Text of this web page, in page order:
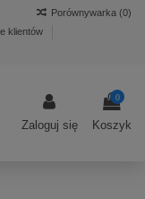
klientów
Porównywarka (0)
Zaloguj się
0
Koszyk